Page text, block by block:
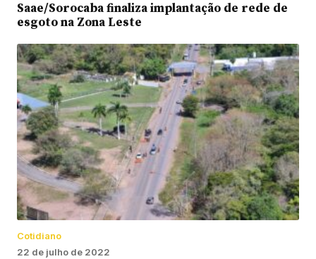
Saae/Sorocaba finaliza implantação de rede de
esgoto na Zona Leste
Cotidiano
22 de julho de 2022